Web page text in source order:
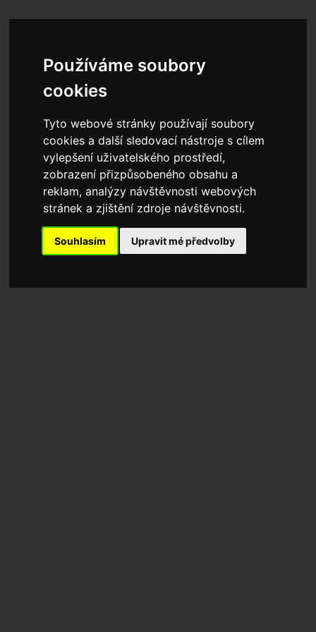
Používáme soubory
cookies
Tyto webové stránky používají soubory
cookies a další sledovací nástroje s cílem
vylepšení uživatelského prostředí,
zobrazení přizpůsobeného obsahu a
reklam, analýzy návštěvnosti webových
stránek a zjištění zdroje návštěvnosti.
Souhlasím Upravit mé předvolby